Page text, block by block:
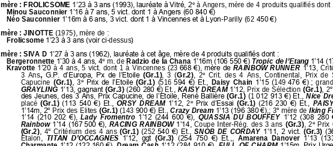
mère : FROLICSOME 1’23 à 3 ans (1993), lauréate à Vitré, 2e à Angers, mère de 4 produits qualifiés dont
Minou Sauconnier 1’16 à 7 ans, 5 vict. dont 1 à Angers (60 840 €)
Néo Sauconnier 1’16m à 6 ans, 3 vict. dont 1 à Vincennes et à Lyon-Parilly (62 450 €)
mère : JINOTTE (1975), mère de :
Frolicsome 1’23 à 3 ans (voir ci-dessus)
mère : SIVA D 1’27 à 3 ans (1962), lauréate à cet âge, mère de 4 produits qualifiés dont :
Bergeronnette 1’30 à 4 ans, 4e m. de Radzio de la Chana 1’16m (106 550 €) Tropic de l’Etang 1’14
Kravotte 1’20 à  4 ans, 5 vict. dont 1  à Vincennes (23 668 €), mère de RAINBOW  RUNNER 1’13, Crit
3  Ans, G.P.  d’Europa, Px de l’Etoile (Gr.1),  3  (Gr.2),  2e
Crit.  des  4  Ans,  Continental,  Prix  de
Capucine (Gr.1),  3e Prix de l’Etoile (Gr.1) (516 594 €) Et. Daisy  Chain 1’15 (149 476 €) ;  grand
GRAYLING 1’13, gagnant (Gr.3) (260 280 €) Et. KAISY DREAM 1’12, Prix de Sélection (Gr.1), 2e
des Jeunes, des 3 Ans, Prix Capucine, de l’Etoile, René Ballière (Gr.1) (1 012 913 €) Et., Nice
placé (Gr.1) (113 540 €) Et., ORSY  DREAM 1’12, 2e Prix d’Essai (Gr.1) (216 230 €) Et.,
1’14m, 2e Prix des Elites (Gr.1) (143 900 €) Et., Crazy Dream 1’13 (196 380 €),; 3e mère de Iking
1’14 (210 202 €), Lady  Fromentro 1’12 (244 600 €), QUASSIA  DU  BOUFFEY 1’12 (308 280
Rainbow 1’14 (167 500 €), RACING  RAINBOW 1’14, Coupe Inter-Rég. des 3 ans (Gr.3),  2e
Prix
(Gr.2),  4e Critérium  des  4  ans (Gr.1) (252 540 €) Et., SNOB  DE  CORDAY 1’11, 2 vict. (Gr.3)
Etalon, TITAN  D’OCCAGNES 1’12,  ggt (Gr.3) (254  750  €)  Et.,, Amarena  Danover 1’13